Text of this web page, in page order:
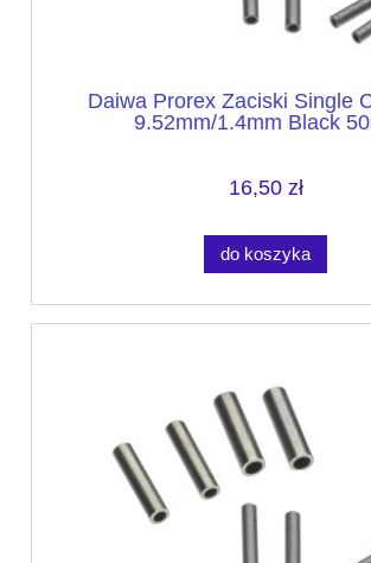
Daiwa Prorex Zaciski Single
9.52mm/1.4mm Black
16,50 zł
do koszyka